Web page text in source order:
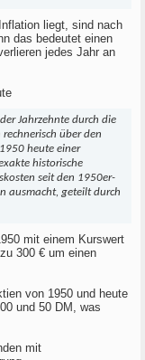
liegt, sind nach
das bedeutet einen
jedes Jahr an
Jahrzehnte durch die
über den
heute einer
historische
seit den 1950er-
ausmacht, geteilt durch
mit einem Kurswert
300 € um einen
von 1950 und heute
und 50 DM, was
mit